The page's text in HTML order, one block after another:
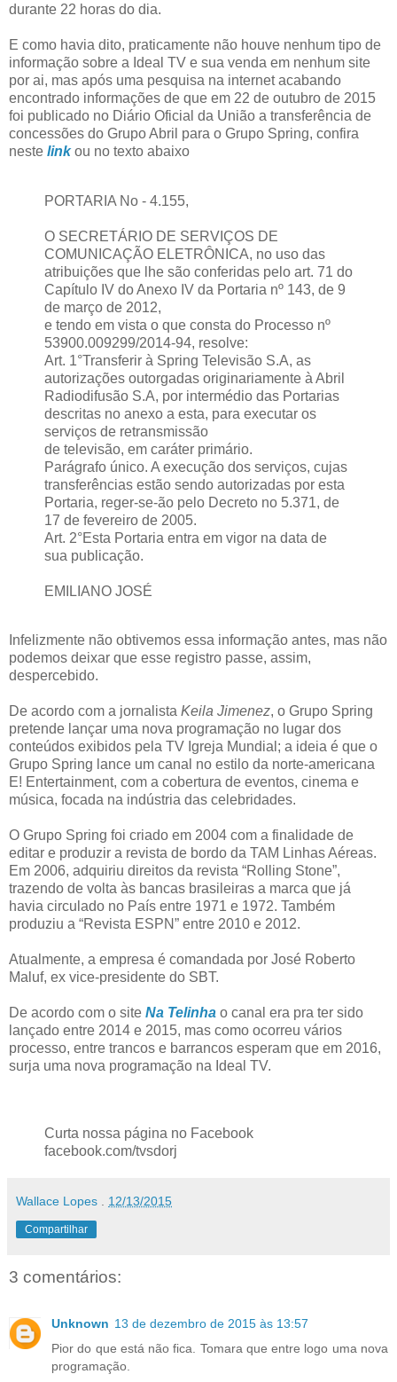
durante 22 horas do dia.
E como havia dito, praticamente não houve nenhum tipo de
informação sobre a Ideal TV e sua venda em nenhum site
por ai, mas após uma pesquisa na internet acabando
encontrado informações de que em 22 de outubro de 2015
foi publicado no Diário Oficial da União a transferência de
concessões do Grupo Abril para o Grupo Spring, confira
neste linkou no texto abaixo
PORTARIA No - 4.155,
O SECRETÁRIO DE SERVIÇOS DE
COMUNICAÇÃO ELETRÔNICA, no uso das
atribuições que lhe são conferidas pelo art. 71 do
Capítulo IV do Anexo IV da Portaria nº 143, de 9
de março de 2012,
e tendo em vista o que consta do Processo nº
53900.009299/2014-94, resolve:
Art. 1°Transferir à Spring Televisão S.A, as
autorizações outorgadas originariamente à Abril
Radiodifusão S.A, por intermédio das Portarias
descritas no anexo a esta, para executar os
serviços de retransmissão
de televisão, em caráter primário.
Parágrafo único. A execução dos serviços, cujas
transferências estão sendo autorizadas por esta
Portaria, reger-se-ão pelo Decreto no 5.371, de
17 de fevereiro de 2005.
Art. 2°Esta Portaria entra em vigor na data de
sua publicação.
EMILIANO JOSÉ
Infelizmente não obtivemos essa informação antes, mas não
podemos deixar que esse registro passe, assim,
despercebido.
De acordo com a jornalista Keila Jimenez, o Grupo Spring
pretende lançar uma nova programação no lugar dos
conteúdos exibidos pela TV Igreja Mundial; a ideia é que o
Grupo Spring lance um canal no estilo da norte-americana
E! Entertainment, com a cobertura de eventos, cinema e
música, focada na indústria das celebridades.
O Grupo Spring foi criado em 2004 com a finalidade de
editar e produzir a revista de bordo da TAM Linhas Aéreas.
Em 2006, adquiriu direitos da revista “Rolling Stone”,
trazendo de volta às bancas brasileiras a marca que já
havia circulado no País entre 1971 e 1972. Também
produziu a “Revista ESPN” entre 2010 e 2012.
Atualmente, a empresa é comandada por José Roberto
Maluf, ex vice-presidente do SBT.
De acordo com o site Na Telinha o canal era pra ter sido
lançado entre 2014 e 2015, mas como ocorreu vários
processo, entre trancos e barrancos esperam que em 2016,
surja uma nova programação na Ideal TV.
Curta nossa página no Facebook
facebook.com/tvsdorj
Wallace Lopes . 12/13/2015
Compartilhar
3 comentários:
Unknown 13 de dezembro de 2015 às 13:57
Pior do que está não fica. Tomara que entre logo uma nova
programação.